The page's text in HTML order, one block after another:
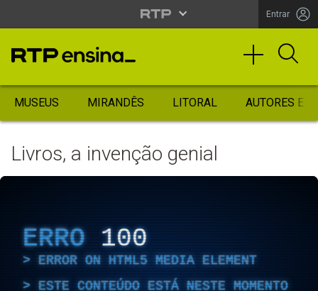
Entrar
MUSEUS MIRANDÊS LITORAL AUTORES
Livros, a invenção genial
ERRO 100
ERROR ON HTML5 MEDIA ELEMENT
ESTE CONTEÚDO ESTÁ NESTE MOMENTO